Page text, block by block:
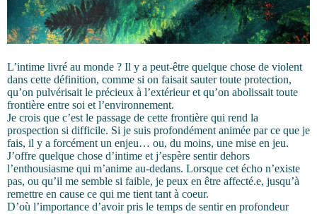
L’intime livré au monde ? Il y a peut-être quelque chose de violent
dans cette définition, comme si on faisait sauter toute protection,
qu’on pulvérisait le précieux à l’extérieur et qu’on abolissait toute
frontière entre soi et l’environnement.
Je crois que c’est le passage de cette frontière qui rend la
prospection si difficile. Si je suis profondément animée par ce que je
fais, il y a forcément un enjeu… ou, du moins, une mise en jeu.
J’offre quelque chose d’intime et j’espère sentir dehors
l’enthousiasme qui m’anime au-dedans. Lorsque cet écho n’existe
pas, ou qu’il me semble si faible, je peux en être affecté.e, jusqu’à
remettre en cause ce qui me tient tant à coeur.
D’où l’importance d’avoir pris le temps de sentir en profondeur